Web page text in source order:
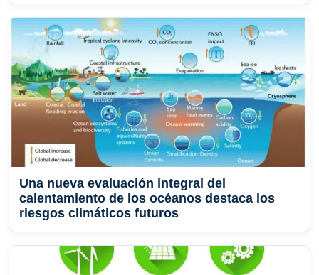
Una nueva evaluación integral del
calentamiento de los océanos destaca los
riesgos climáticos futuros